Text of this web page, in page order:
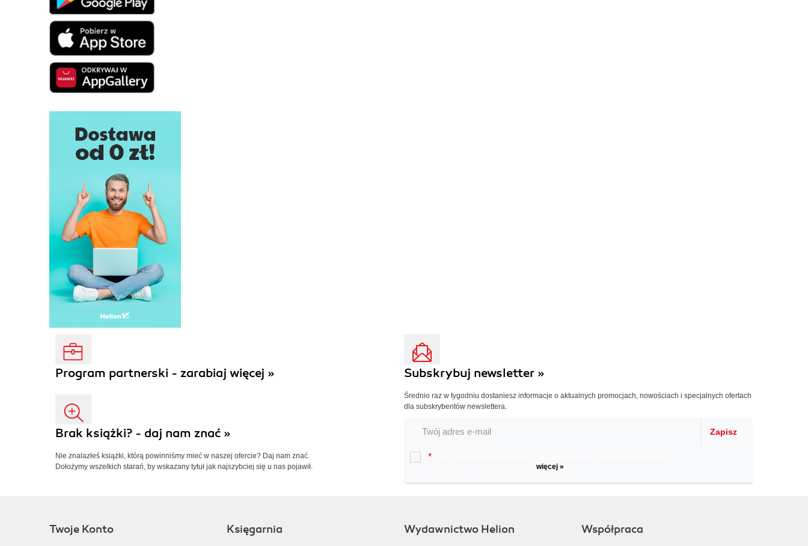
Program partnerski - zarabiaj więcej »
Brak książki? - daj nam znać »
Nie znalazłeś książki, którą powinniśmy mieć w naszej ofercie? Daj nam znać.
Dołożymy wszelkich starań, by wskazany tytuł jak najszybciej się u nas pojawił.
Subskrybuj newsletter »
Średnio raz w tygodniu dostaniesz informacje o aktualnych promocjach, nowościach i specjalnych ofertach
dla subskrybentów newslettera.
Zapisz
*
więcej »
Twoje Konto Księgarnia Wydawnictwo Helion Współpraca